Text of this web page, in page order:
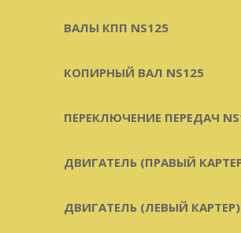
ВАЛЫ КПП NS125
КОПИРНЫЙ ВАЛ NS125
ПЕРЕКЛЮЧЕНИЕ ПЕРЕДАЧ
ДВИГАТЕЛЬ (ПРАВЫЙ
ДВИГАТЕЛЬ (ЛЕВЫЙ КАРТЕР)